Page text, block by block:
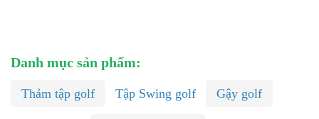
Danh mục sản phẩm:
Thảm tập golf Tập Swing golf Gậy golf